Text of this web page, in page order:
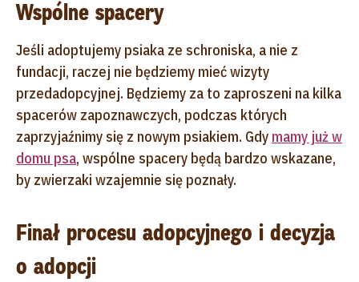
Wspólne spacery
Jeśli adoptujemy psiaka ze schroniska, a nie z
fundacji, raczej nie będziemy mieć wizyty
przedadopcyjnej. Będziemy za to zaproszeni na kilka
spacerów zapoznawczych, podczas których
zaprzyjaźnimy się z nowym psiakiem. Gdy mamy już w
domu psa, wspólne spacery będą bardzo wskazane,
by zwierzaki wzajemnie się poznały.
Finał procesu adopcyjnego i decyzja
o adopcji